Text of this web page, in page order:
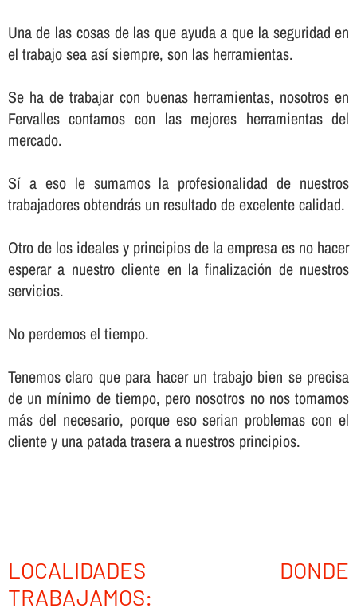
Una de las cosas de las que ayuda a que la seguridad en
el trabajo sea así­ siempre, son las herramientas.
Se ha de trabajar con buenas herramientas, nosotros en
Fervalles contamos con las mejores herramientas del
mercado.
Sí­ a eso le sumamos la profesionalidad de nuestros
trabajadores obtendrás un resultado de excelente calidad.
Otro de los ideales y principios de la empresa es no hacer
esperar a nuestro cliente en la finalización de nuestros
servicios.
No perdemos el tiempo.
Tenemos claro que para hacer un trabajo bien se precisa
de un mí­nimo de tiempo, pero nosotros no nos tomamos
más del necesario, porque eso serian problemas con el
cliente y una patada trasera a nuestros principios.
LOCALIDADES DONDE
TRABAJAMOS: